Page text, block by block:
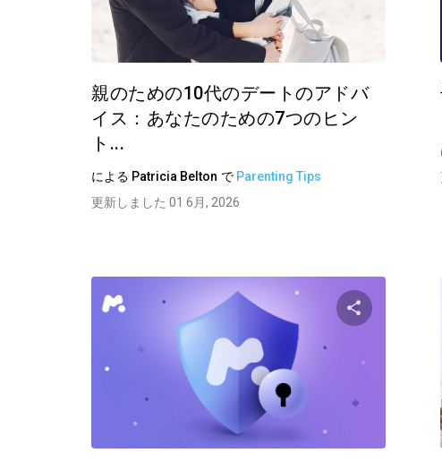
ツイッター
親のための10代のデートのアドバ
イス：あなたのための7つのヒン
ト...
による Patricia Belton で Parenting Tips
更新しました 01 6月, 2026
この記事
フェイスブ